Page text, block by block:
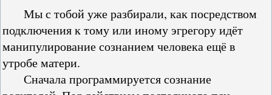
Мы с тобой уже разбирали, как посредством
подключения к тому или иному эгрегору идёт
манипулирование сознанием человека ещё в
утробе матери.
Сначала программируется сознание